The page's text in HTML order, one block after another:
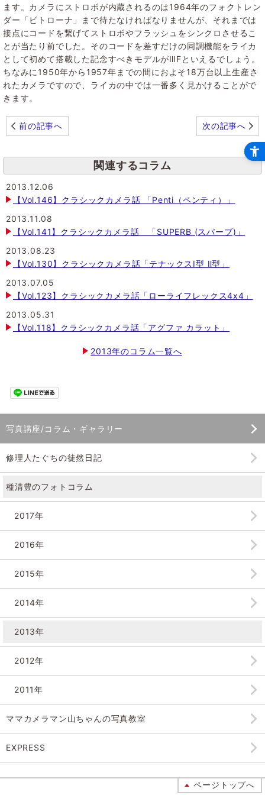
ます。カメラにストロボが内蔵されるのは1964年のフォクトレン
ダー「ビトローナ」まで待たなければなりませんが、それまでは
接点にコードを繋げてストロボやフラッシュをシンクロさせるこ
とが当たり前でした。そのコードを差すだけの同調機能をライカ
として初めて搭載した記念すべきモデルがⅢFといえるでしょう。
ちなみに1950年から1957年までの間におよそ18万台以上生産さ
れたカメラですので、ライカの中では一番多く見かけることがで
きます。
前の記事へ 次の記事へ
関連するコラム
2013.12.06
【Vol.146】クラシックカメラ話 「Penti（ペンティ）」
2013.11.08
【Vol.141】クラシックカメラ話 「SUPERB (スパーブ)」
2013.08.23
【Vol.130】クラシックカメラ話「テナックスⅠ型 Ⅱ型」
2013.07.05
【Vol.123】クラシックカメラ話「ローライフレックス4x4」
2013.05.31
【Vol.118】クラシックカメラ話「アグファ カラット」
2013年のコラム一覧へ
写真講座/コラム・ギャラリー
修理人たぐちの徒然日記
種清豊のフォトコラム
2017年
2016年
2015年
2014年
2013年
2012年
2011年
ママカメラマン山ちゃんの写真教室
EXPRESS
ページトップへ